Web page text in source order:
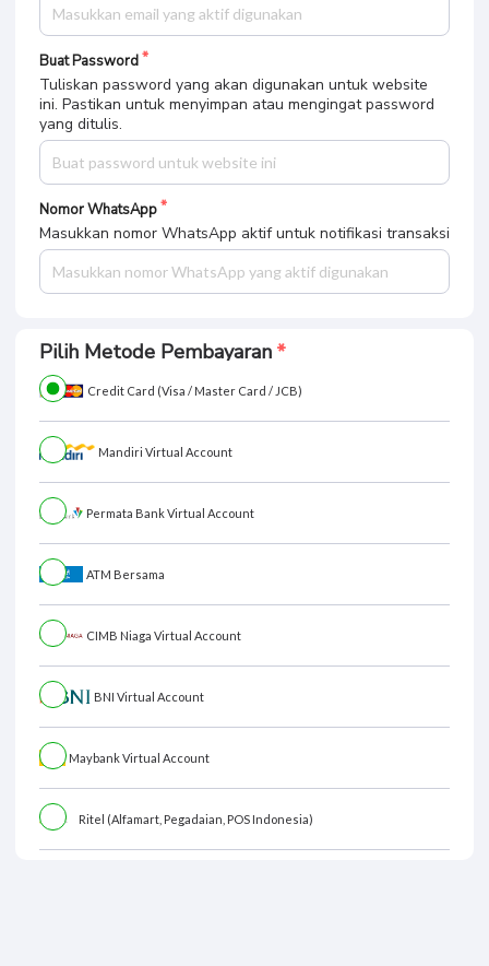
Buat Password
Tuliskan password yang akan digunakan untuk website
ini. Pastikan untuk menyimpan atau mengingat password
yang ditulis.
Nomor WhatsApp
Masukkan nomor WhatsApp aktif untuk notifikasi transaksi
Pilih Metode Pembayaran
Credit Card (Visa / Master Card / JCB)
Mandiri Virtual Account
Permata Bank Virtual Account
ATM Bersama
CIMB Niaga Virtual Account
BNI Virtual Account
Maybank Virtual Account
Ritel (Alfamart, Pegadaian, POS Indonesia)